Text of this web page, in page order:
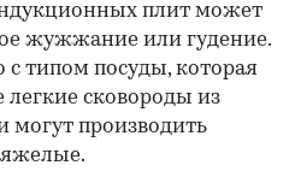
плит может
жужжание или гудение.
с типом посуды, которая
легкие сковороды из
могут производить